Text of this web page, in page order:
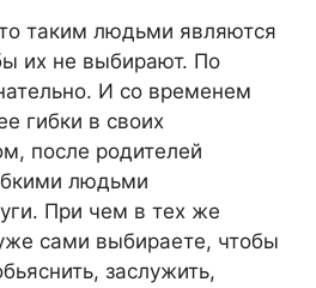
таким людьми являются
их не выбирают. По
И со временем
гибки в своих
после родителей
людьми
При чем в тех же
сами выбираете, чтобы
заслужить,